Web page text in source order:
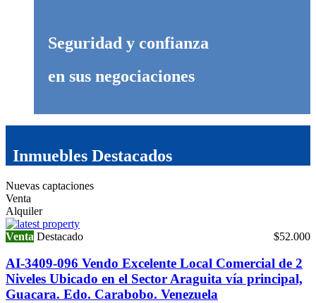
Seguridad y confianza
en sus negociaciones
Inmuebles Destacados
Nuevas captaciones
Venta
Alquiler
$52.000
Venta Destacado
AI-3409-096 Vendo Excelente Local Comercial de 2
Niveles Ubicado en el Sector Araguita vía principal,
Guacara. Edo. Carabobo. Venezuela